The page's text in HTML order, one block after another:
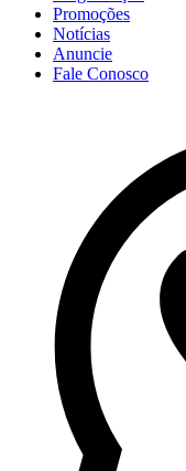
Promoções
Notícias
Anuncie
Fale Conosco